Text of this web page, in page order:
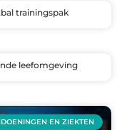
trainingspak
leefomgeving
EN ZIEKTEN